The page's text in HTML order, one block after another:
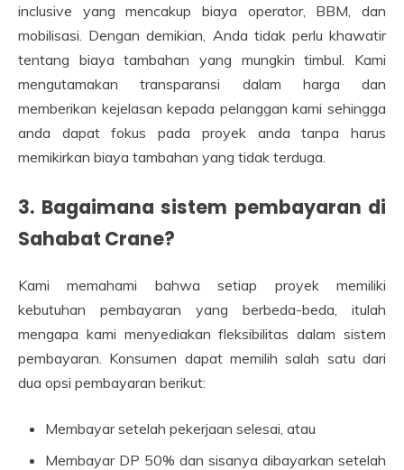
inclusive yang mencakup biaya operator, BBM, dan
mobilisasi. Dengan demikian, Anda tidak perlu khawatir
tentang biaya tambahan yang mungkin timbul. Kami
mengutamakan transparansi dalam harga dan
memberikan kejelasan kepada pelanggan kami sehingga
anda dapat fokus pada proyek anda tanpa harus
memikirkan biaya tambahan yang tidak terduga.
3. Bagaimana sistem pembayaran di
Sahabat Crane?
Kami memahami bahwa setiap proyek memiliki
kebutuhan pembayaran yang berbeda-beda, itulah
mengapa kami menyediakan fleksibilitas dalam sistem
pembayaran. Konsumen dapat memilih salah satu dari
dua opsi pembayaran berikut:
Membayar setelah pekerjaan selesai, atau
Membayar DP 50% dan sisanya dibayarkan setelah